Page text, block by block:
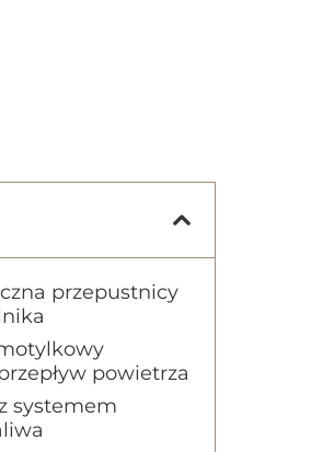
przepustnicy
powietrza
systemem